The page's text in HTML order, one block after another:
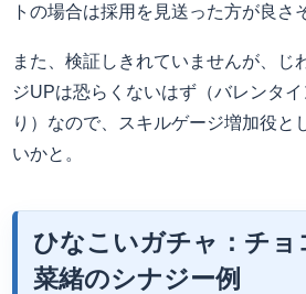
トの場合は採用を見送った方が良さ
また、検証しきれていませんが、じ
ジUPは恐らくないはず（バレンタ
り）なので、スキルゲージ増加役と
いかと。
ひなこいガチャ：チ
菜緒のシナジー例